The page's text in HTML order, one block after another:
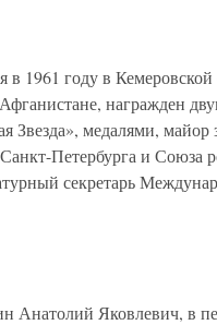
в 1961 году в Кемеровской
награжден
Звезда», медалями, майор
Петербурга и Союза
секретарь
Анатолий Яковлевич, в